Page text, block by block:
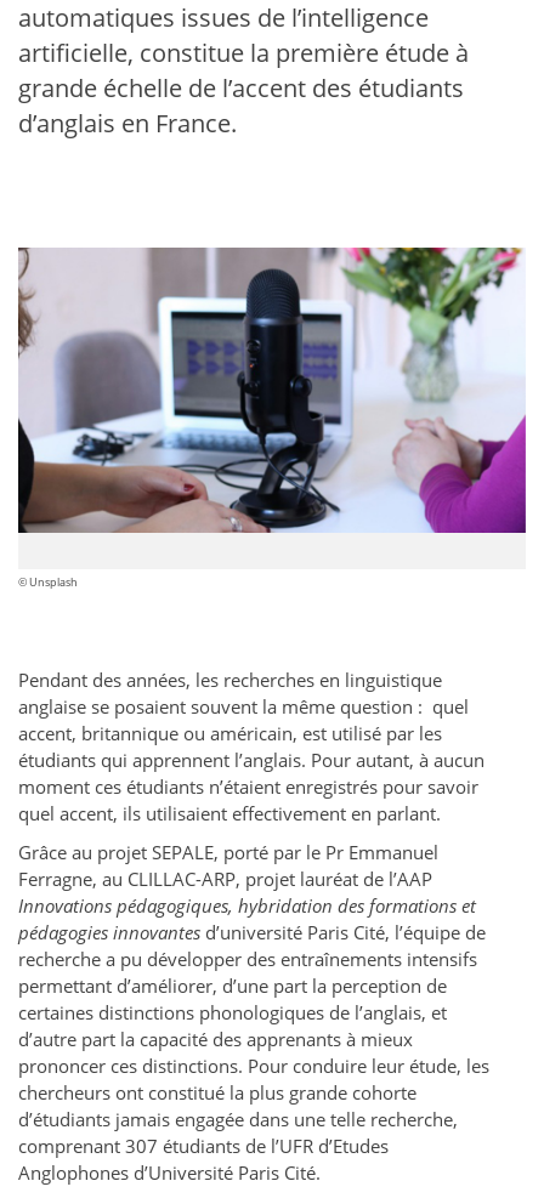
automatiques issues de l’intelligence
artificielle, constitue la première étude à
grande échelle de l’accent des étudiants
d’anglais en France.
© Unsplash
Pendant des années, les recherches en linguistique
anglaise se posaient souvent la même question : quel
accent, britannique ou américain, est utilisé par les
étudiants qui apprennent l’anglais. Pour autant, à aucun
moment ces étudiants n’étaient enregistrés pour savoir
quel accent, ils utilisaient effectivement en parlant.
Grâce au projet SEPALE, porté par le Pr Emmanuel
Ferragne, au CLILLAC-ARP, projet lauréat de l’AAP
Innovations pédagogiques, hybridation des formations et
pédagogies innovantes d’université Paris Cité, l’équipe de
recherche a pu développer des entraînements intensifs
permettant d’améliorer, d’une part la perception de
certaines distinctions phonologiques de l’anglais, et
d’autre part la capacité des apprenants à mieux
prononcer ces distinctions. Pour conduire leur étude, les
chercheurs ont constitué la plus grande cohorte
d’étudiants jamais engagée dans une telle recherche,
comprenant 307 étudiants de l’UFR d’Etudes
Anglophones d’Université Paris Cité.